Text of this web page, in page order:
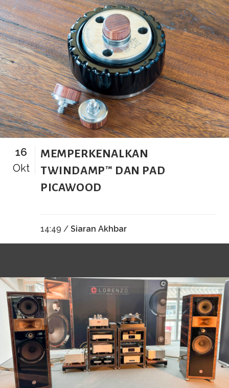
16
Okt
MEMPERKENALKAN
TWINDAMP™ DAN PAD
PICAWOOD
14:49 / Siaran Akhbar